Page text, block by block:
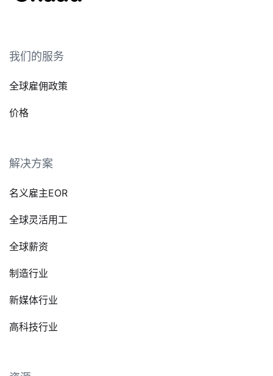
我们的服务
全球雇佣政策
价格
解决方案
名义雇主EOR
全球灵活用工
全球薪资
制造行业
新媒体行业
高科技行业